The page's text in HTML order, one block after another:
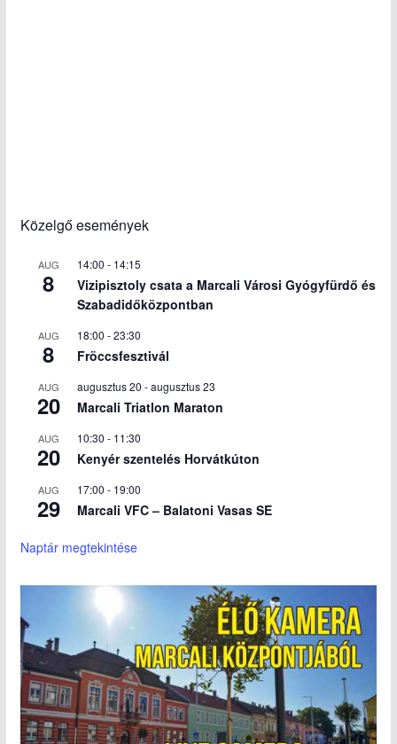
Közelgő események
AUG
8
14:00 - 14:15
Vizipisztoly csata a Marcali Városi Gyógyfürdő és
Szabadidőközpontban
AUG
8
18:00 -23:30
Fröccsfesztivál
AUG
20
augusztus 20 -augusztus 23
Marcali Triatlon Maraton
AUG
20
10:30 - 11:30
Kenyér szentelés Horvátkúton
AUG
29
17:00 - 19:00
Marcali VFC – Balatoni Vasas SE
Naptár megtekintése